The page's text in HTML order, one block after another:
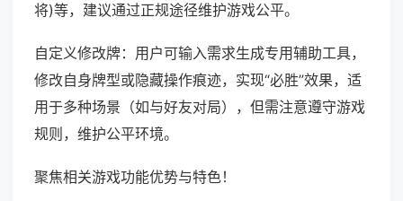
将)等，建议通过正规途径维护游戏公平。
自定义修改牌：用户可输入需求生成专用辅助工具，
修改自身牌型或隐藏操作痕迹，实现“必胜”效果，适
用于多种场景（如与好友对局），但需注意遵守游戏
规则，维护公平环境。
聚焦相关游戏功能优势与特色！